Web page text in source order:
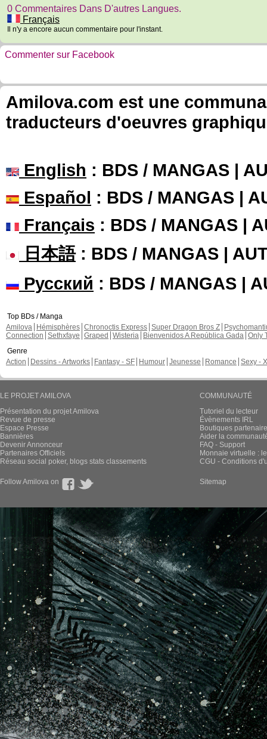
0 Commentaires Dans D'autres Langues.
Français
Il n'y a encore aucun commentaire pour l'instant.
Commenter sur Facebook
Amilova.com est une
traducteurs d'oeuvres
English : BDS / MANGAS |
Español : BDS / MANGAS |
Français : BDS / MANGAS |
日本語: BDS / MANGAS |
Русский : BDS / MANGAS |
Top BDs / Manga
Amilova
Hémisphères Chronoctis Express Super Dragon Bros Z
Connection Sethxfaye Graped Wisteria Bienvenidos A República Gada Only
Genre
Action
Dessins - Artworks Fantasy - SF Humour Jeunesse Romance Sexy -
LE PROJET AMILOVA
Présentation du projet Amilova
Revue de presse
Espace Presse
Bannières
Devenir Annonceur
Partenaires Officiels
Réseau social poker, blogs stats classements
COMMUNAUTÉ
Tutoriel du lecteur
Évènements IRL
Boutiques
Aider la
FAQ - Support
Monnaie virtuelle :
CGU - Conditions
Follow Amilova on Sitemap